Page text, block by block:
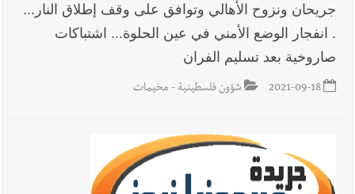
جريحان ونزوح الأهالي وتوافق على وقف إطلاق النار...
. انفجار الوضع الأمني في عين الحلوة... اشتباكات
صاروخية بعد تسليم الفران
2021-09-18 شؤون فلسطينية - مخيمات